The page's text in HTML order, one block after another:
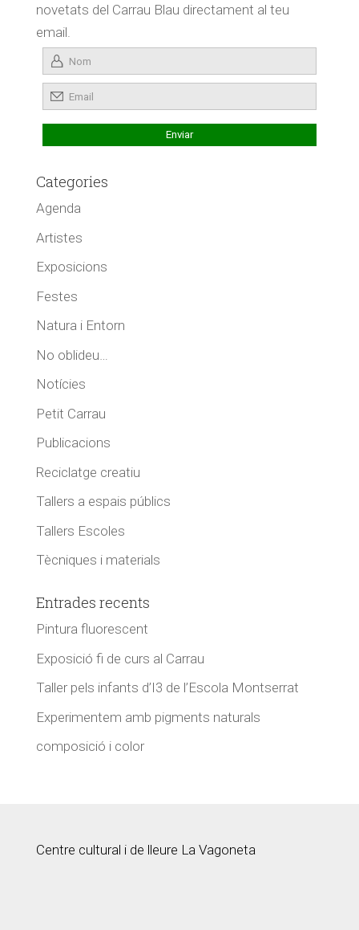
novetats del Carrau Blau directament al teu
email.
Categories
Agenda
Artistes
Exposicions
Festes
Natura i Entorn
No oblideu…
Notícies
Petit Carrau
Publicacions
Reciclatge creatiu
Tallers a espais públics
Tallers Escoles
Tècniques i materials
Entrades recents
Pintura fluorescent
Exposició fi de curs al Carrau
Taller pels infants d’I3 de l’Escola Montserrat
Experimentem amb pigments naturals
composició i color
Centre cultural i de lleure La Vagoneta